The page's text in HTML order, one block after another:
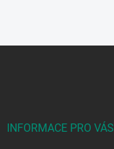
INFORMACE PRO VÁS